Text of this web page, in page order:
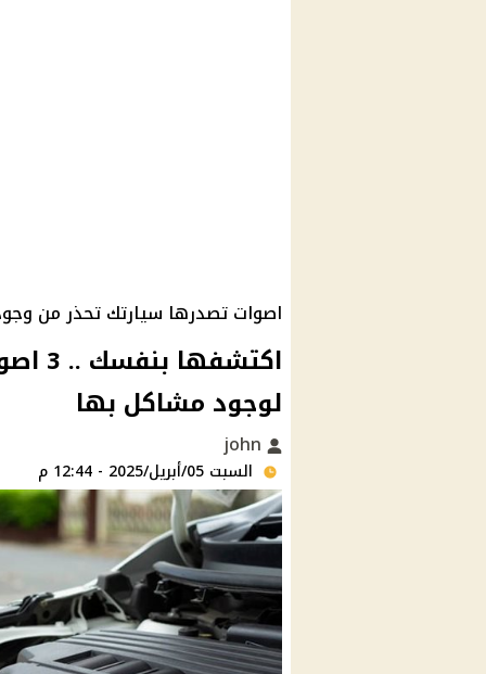
اصوات تصدرها سيارتك تحذر من
لوجود مشاكل بها
السبت 05/أبريل/2025 - 12:44 م